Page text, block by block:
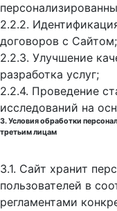
2.2.2.
договоров с Сайтом;
2.2.3. Улучшение
разработка услуг;
2.2.4. Проведение
исследований на
3. Условия обработки
третьим лицам
3.1. Сайт хранит
пользователей в
регламентами